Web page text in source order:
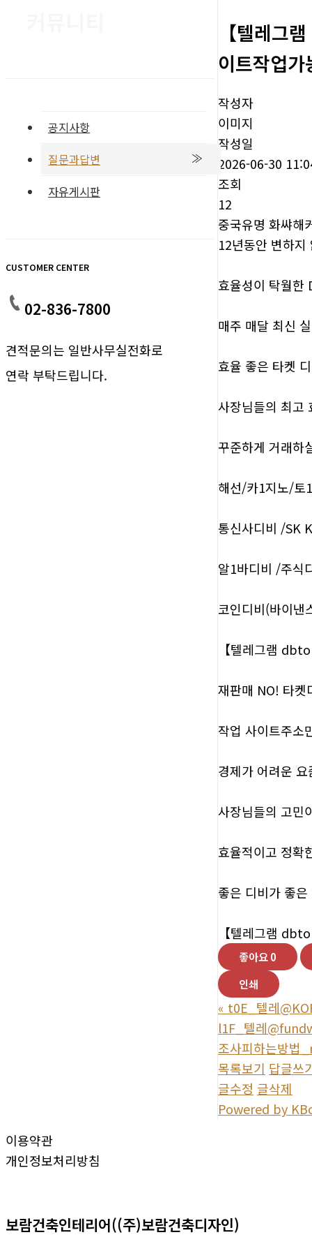
공지사항
질문과답변
자유게시판
CUSTOMER CENTER
02-836-7800
견적문의는 일반사무실전화로
연락 부탁드립니다.
【텔레그
이트작업
작성자
이미지
작성일
2026-06-30
조회
12
중국유명 화쌰해
12년동안 변하
효율성이 탁월한
매주 매달 최신
효율 좋은 타켓
사장님들의 최고
꾸준하게 거래하
해선/카1지노/토
통신사디비 /SK
알1바디비 /주식
코인디비(바이낸
【텔레그램
재판매 NO! 타켓
작업 사이트주소
경제가 어려운
사장님들의 고민
효율적이고 정확
좋은 디비가 좋
【텔레그램
좋아요0
인쇄
« t0E_텔레
l1F_텔레
조사피하는방법
목록보기 답글쓰
글수정 글삭제
Powered by
이용약관
개인정보처리방침
보람건축인테리어((주)보람건축디자인)